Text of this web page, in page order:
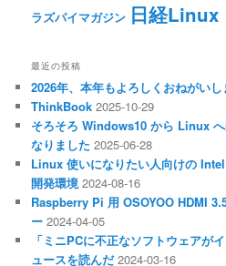
ラズパイマガジン 日経Linux
最近の投稿
2026年、本年もよろしくおねがいし
ThinkBook 2025-10-29
そろそろ Windows10 から Linux
なりました 2025-06-28
Linux 使いになりたい人向けの
開発環境 2024-08-16
Raspberry Pi 用 OSOYOO HDMI
ー 2024-04-05
「ミニPCに不正なソフトウェアが
ュースを読んだ 2024-03-16